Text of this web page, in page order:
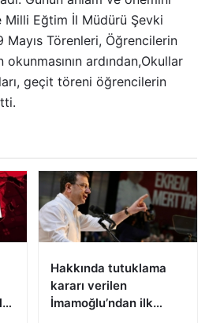
Milli Eğtim İl Müdürü Şevki
Törenleri, Öğrencilerin
ardından,Okullar
geçit töreni öğrencilerin
Hakkında tutuklama
kararı verilen
İmamoğlu’ndan ilk